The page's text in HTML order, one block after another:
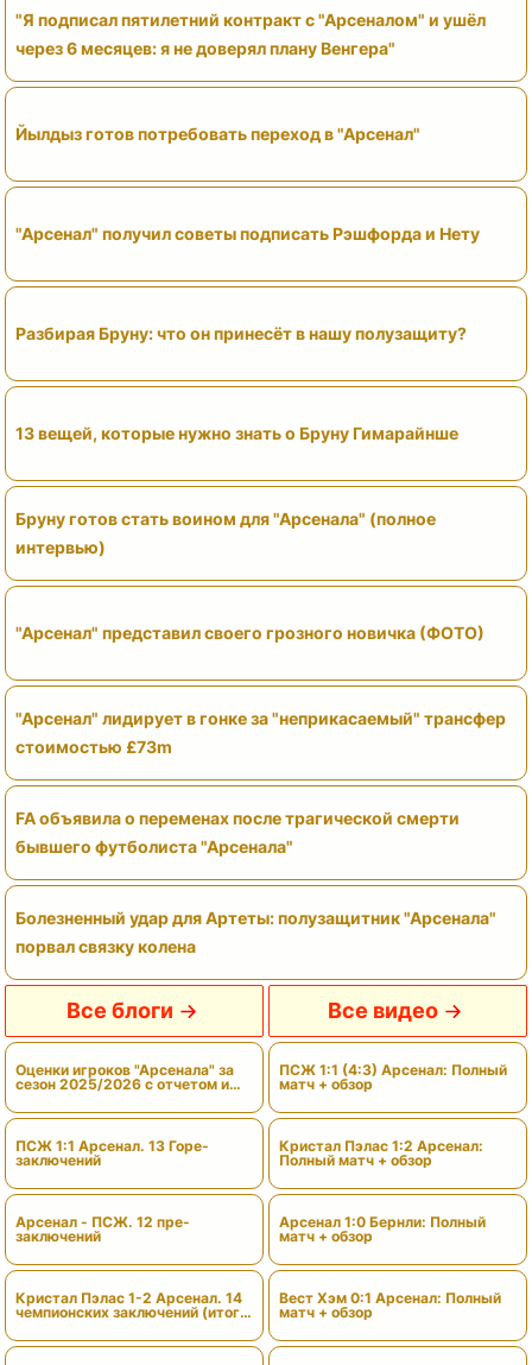
"Я подписал пятилетний контракт с "Арсеналом" и ушёл
через 6 месяцев: я не доверял плану Венгера"
Йылдыз готов потребовать переход в "Арсенал"
"Арсенал" получил советы подписать Рэшфорда и Нету
Разбирая Бруну: что он принесёт в нашу полузащиту?
13 вещей, которые нужно знать о Бруну Гимарайнше
Бруну готов стать воином для "Арсенала" (полное
интервью)
"Арсенал" представил своего грозного новичка (ФОТО)
"Арсенал" лидирует в гонке за "неприкасаемый" трансфер
стоимостью £73m
FA объявила о переменах после трагической смерти
бывшего футболиста "Арсенала"
Болезненный удар для Артеты: полузащитник "Арсенала"
порвал связку колена
Все блоги
Оценки игроков "Арсенала" за
сезон 2025/2026 с отчетом и
ПСЖ 1:1 Арсенал. 13 Горе-
заключений
Арсенал - ПСЖ. 12 пре-
заключений
Кристал Пэлас 1-2 Арсенал. 14
чемпионских заключений (итоги
Все видео
ПСЖ 1:1 (4:3) Арсенал: Полный
матч + обзор
Кристал Пэлас 1:2 Арсенал:
Полный матч + обзор
Арсенал 1:0 Бернли: Полный
матч + обзор
Вест Хэм 0:1 Арсенал: Полный
матч + обзор